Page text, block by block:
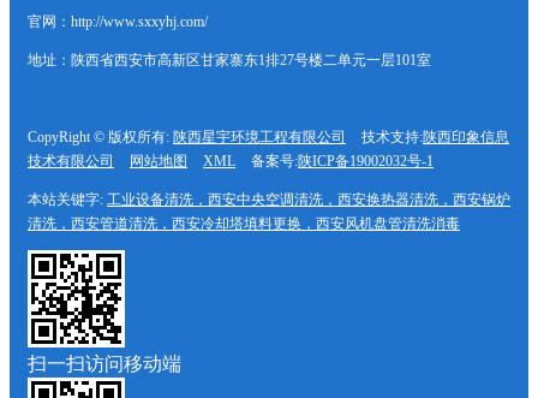
官网：http://www.sxxyhj.com/
地址：陕西省西安市高新区甘家寨东1排27号楼二单元一层101室
CopyRight © 版权所有: 陕西星宇环境工程有限公司 技术支持:陕西印象信息
技术有限公司
网站地图 XML 备案号:陕ICP备19002032号-1
本站关键字: 工业设备清洗，西安中央空调清洗，西安换热器清洗，西安锅炉
清洗，西安管道清洗，西安冷却塔填料更换，西安风机盘管清洗消毒
扫一扫访问移动端